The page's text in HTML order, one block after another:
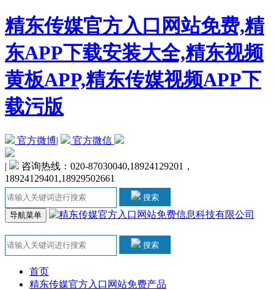
精东传媒官方入口网站免费,精
东APP下载安装大全,精东视频
黄板APP,精东传媒视频APP下
载污版
官方微博| 官方微信
|
咨询热线：020-87030040,18924129201，
18924129401,18929502661
搜索
导航菜单
搜索
首页
精东传媒官方入口网站免费产品